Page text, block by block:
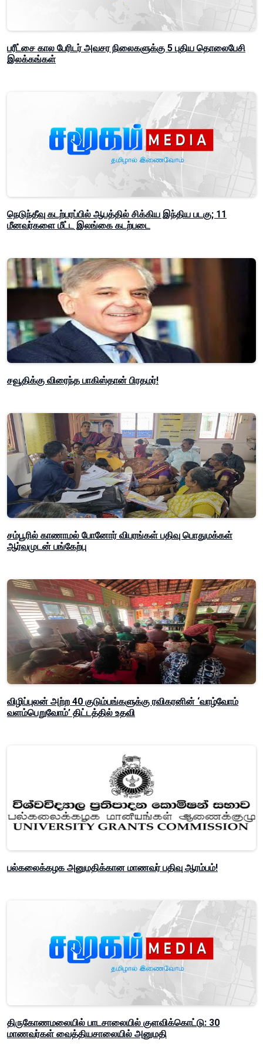
பரீட்சை கால பேரிடர் அவசர நிலைகளுக்கு 5 புதிய தொலைபேசி
இலக்கங்கள்
நெடுந்தீவு கடற்பரப்பில் ஆபத்தில் சிக்கிய இந்திய படகு; 11
மீனவர்களை மீட்ட இலங்கை கடற்படை
சவூதிக்கு விரைந்த பாகிஸ்தான் பிரதமர்!
சம்பூரில் காணாமல் போனோர் விபரங்கள் பதிவு பொதுமக்கள்
ஆர்வமுடன் பங்கேற்பு
விழிப்புலன் அற்ற 40 குடும்பங்களுக்கு ரவிகரனின் ‘வாழ்வோம்
வளம்பெறுவோம்’ திட்டத்தில் உதவி
பல்கலைக்கழக அனுமதிக்கான மாணவர் பதிவு ஆரம்பம்!
திருகோணமலையில் பாடசாலையில் குளவிக்கொட்டு: 30
மாணவர்கள் வைத்தியசாலையில் அனுமதி